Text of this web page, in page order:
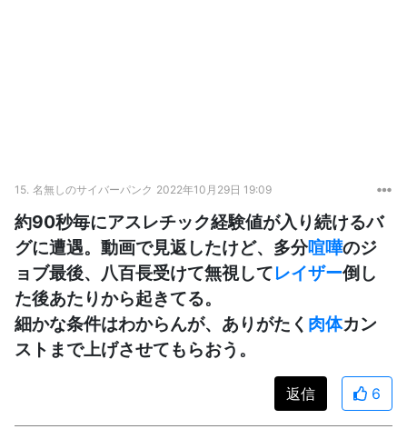
15. 名無しのサイバーパンク 2022年10月29日 19:09
約90秒毎にアスレチック経験値が入り続けるバ
グに遭遇。動画で見返したけど、多分喧嘩のジ
ョブ最後、八百長受けて無視してレイザー倒し
た後あたりから起きてる。
細かな条件はわからんが、ありがたく 肉体カン
ストまで上げさせてもらおう。
返信 6